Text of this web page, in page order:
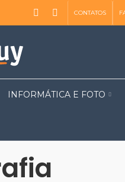
CONTATOS
INFORMÁTICA E FOTO